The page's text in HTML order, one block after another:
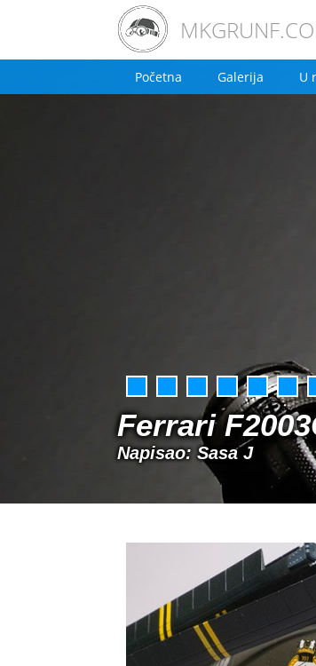
Početna Galerija U
Ferrari
Napisao: Sasa J